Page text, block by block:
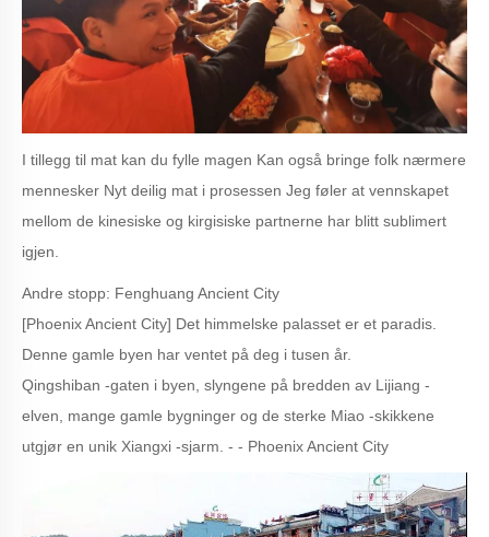
I tillegg til mat kan du fylle magen Kan også bringe folk nærmere
mennesker Nyt deilig mat i prosessen Jeg føler at vennskapet
mellom de kinesiske og kirgisiske partnerne har blitt sublimert
igjen.
Andre stopp: Fenghuang Ancient City
[Phoenix Ancient City] Det himmelske palasset er et paradis.
Denne gamle byen har ventet på deg i tusen år.
Qingshiban -gaten i byen, slyngene på bredden av Lijiang -
elven, mange gamle bygninger og de sterke Miao -skikkene
utgjør en unik Xiangxi -sjarm. - - Phoenix Ancient City